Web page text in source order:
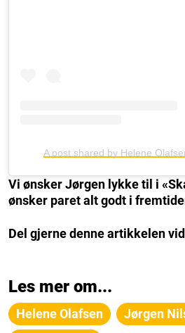
A post shared by Helene
Vi ønsker Jørgen lykke til i
ønsker paret alt godt i
Del gjerne denne artikkelen
Les mer om...
Helene Olafsen
Jørgen